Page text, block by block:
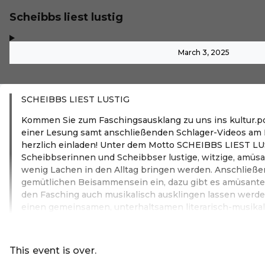
Scheibbs liest lustig
March 3, 2025
SCHEIBBS LIEST LUSTIG
Kommen Sie zum Faschingsausklang zu uns ins
einer Lesung samt anschließenden Schlager-Videos am
herzlich einladen! Unter dem Motto SCHEIBBS LIEST
Scheibbserinnen und Scheibbser lustige, witzige,
wenig Lachen in den Alltag bringen werden.
gemütlichen Beisammensein ein, dazu gibt es
den Fasching auch musikalisch ausklingen lassen
einen gemeinsamen, unterhaltsamen literarisch-
This event is over.